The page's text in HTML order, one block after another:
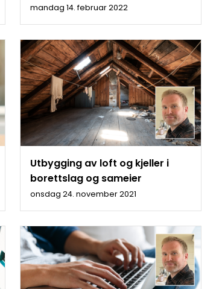
mandag 14. februar 2022
Utbygging av loft og kjeller i
borettslag og sameier
onsdag 24. november 2021